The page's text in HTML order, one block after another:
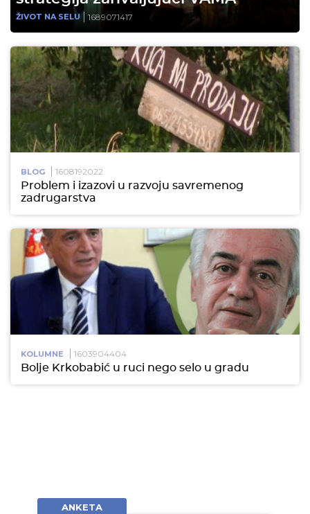
ŽIVOT NA SELU 1689071417
BLOG 1608192022
Problem i izazovi u razvoju savremenog
zadrugarstva
KOLUMNE 1603904404
Bolje Krkobabić u ruci nego selo u gradu
ANKETA